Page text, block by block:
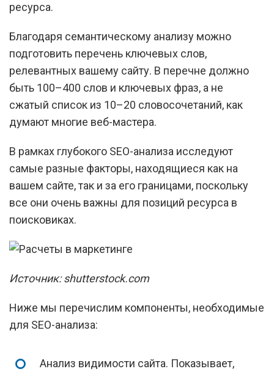
ресурса.
Благодаря семантическому анализу можно
подготовить перечень ключевых слов,
релевантных вашему сайту. В перечне должно
быть 100–400 слов и ключевых фраз, а не
сжатый список из 10–20 словосочетаний, как
думают многие веб-мастера.
В рамках глубокого SEO-анализа исследуют
самые разные факторы, находящиеся как на
вашем сайте, так и за его границами, поскольку
все они очень важны для позиций ресурса в
поисковиках.
Источник: shutterstock.com
Ниже мы перечислим компоненты, необходимые
для SEO-анализа:
Анализ видимости сайта. Показывает,